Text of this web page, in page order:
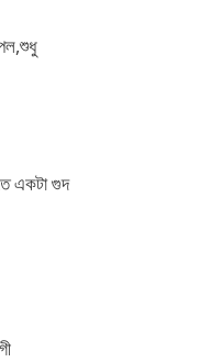
একটা গুদ